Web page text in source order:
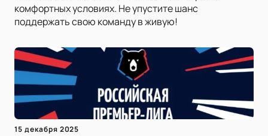
комфортных условиях. Не упустите шанс
поддержать свою команду в живую!
15 декабря 2025